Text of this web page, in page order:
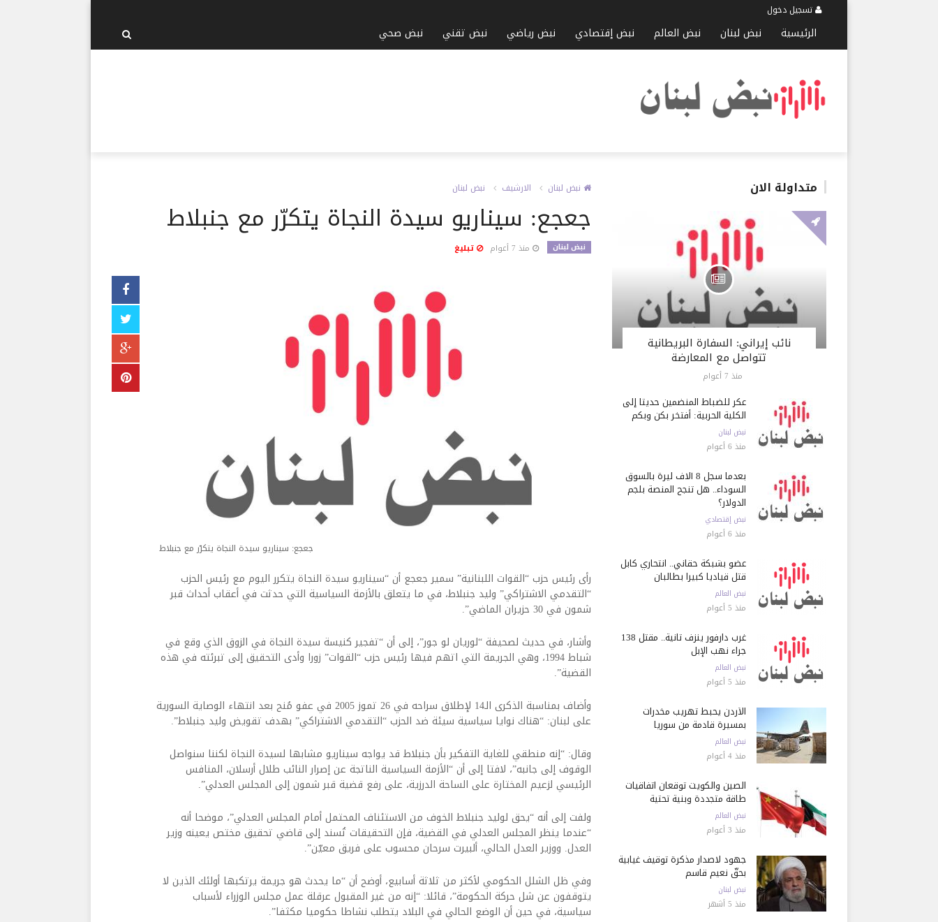
تسجيل دخول
الرئيسية نبض لبنان نبض العالم نبض إقتصادي نبض رياضي نبض تقني نبض صحي
نبض لبنان الارشيف نبض لبنان
جعجع: سيناريو سيدة النجاة يتكرّر مع جنبلاط
نبض لبنان منذ 7 أعوام تبليغ
جعجع: سيناريو سيدة النجاة يتكرّر مع جنبلاط
رأى رئيس حزب “القوات اللبنانية” سمير جعجع أن “سيناريو سيدة النجاة يتكرر اليوم مع رئيس الحزب
“التقدمي الاشتراكي” وليد جنبلاط، في ما يتعلق بالأزمة السياسية التي حدثت في أعقاب أحداث قبر
شمون في 30 حزيران الماضي”.
وأشار، في حديث لصحيفة “لوريان لو جور”، إلى أن “تفجير كنيسة سيدة النجاة في الزوق الذي وقع في
شباط 1994، وهي الجريمة التي اتهم فيها رئيس حزب “القوات” زورا وأدى التحقيق إلى تبرئته في هذه
القضية”.
وأضاف بمناسبة الذكرى الـ14 لإطلاق سراحه في 26 تموز 2005 في عفو مُنح بعد انتهاء الوصاية السورية
على لبنان: “هناك نوايا سياسية سيئة ضد الحزب “التقدمي الاشتراكي” بهدف تقويض وليد جنبلاط”.
وقال: “إنه منطقي للغاية التفكير بأن جنبلاط قد يواجه سيناريو مشابها لسيدة النجاة لكننا سنواصل
الوقوف إلى جانبه”، لافتا إلى أن “الأزمة السياسية الناتجة عن إصرار النائب طلال أرسلان، المنافس
الرئيسي لزعيم المختارة على الساحة الدرزية، على رفع قضية قبر شمون إلى المجلس العدلي”.
ولفت إلى أنه “يحق لوليد جنبلاط الخوف من الاستئناف المحتمل أمام المجلس العدلي”، موضحا أنه
“عندما ينظر المجلس العدلي في القضية، فإن التحقيقات تُسند إلى قاضي تحقيق مختص يعينه وزير
العدل. ووزير العدل الحالي، ألبيرت سرحان محسوب على فريق معيّن”.
وفي ظل الشلل الحكومي لأكثر من ثلاثة أسابيع، أوضح أن “ما يحدث هو جريمة يرتكبها أولئك الذين لا
يتوقفون عن شل حركة الحكومة”، قائلا: “إنه من غير المقبول عرقلة عمل مجلس الوزراء لأسباب
سياسية، في حين أن الوضع الحالي في البلاد يتطلب نشاطا حكوميا مكثفا”.
متداولة الان
نائب إيراني: السفارة البريطانية
تتواصل مع المعارضة
منذ 7 أعوام
عكر للضباط المنضمين حديثاً إلى
الكلية الحربية: أفتخر بكن وبكم
نبض لبنان
منذ 6 أعوام
بعدما سجل 8 آلاف ليرة بالسوق
السوداء.. هل تنجح المنصة بلجم
الدولار؟
نبض إقتصادي
منذ 6 أعوام
عضو بشبكة حقاني.. انتحاري كابل
قتل قياديا كبيرا بطالبان
نبض العالم
منذ 5 أعوام
غرب دارفور ينزف ثانية.. مقتل 138
جراء نهب الإبل
نبض العالم
منذ 5 أعوام
الأردن يحبط تهريب مخدرات
بمسيرة قادمة من سوريا
نبض العالم
منذ 4 أعوام
الصين والكويت توقعان اتفاقيات
طاقة متجددة وبنية تحتية
نبض العالم
منذ 3 أعوام
جهود لاصدار مذكرة توقيف غيابية
بحقّ نعيم قاسم
نبض لبنان
منذ 5 أشهر